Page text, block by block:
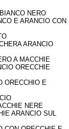
NERO
E ARANCIO CON
ARANCIO
A MACCHIE
ORECCHIE
ORECCHIO E
NERE
ARANCIO SUL